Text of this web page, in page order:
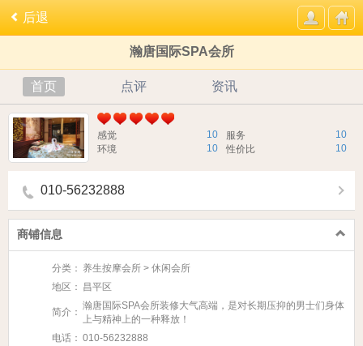
后退
瀚唐国际SPA会所
首页 点评 资讯
10
感觉 10
服务
10
环境 10
性价比
010-56232888
商铺信息
分类： 养生按摩会所 > 休闲会所
地区： 昌平区
简介：
瀚唐国际SPA会所装修大气高端，是​对长期压抑的男士们身体
上与精神上的一种释放！​
电话： 010-56232888